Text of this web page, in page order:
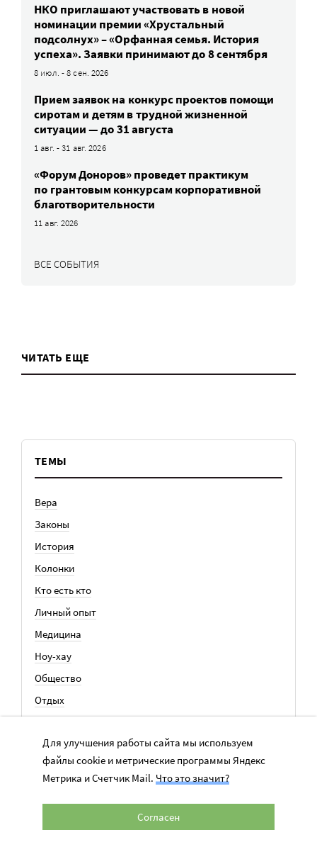
НКО приглашают участвовать в новой
номинации премии «Хрустальный
подсолнух» – «Орфанная семья. История
успеха». Заявки принимают до 8 сентября
8 июл. - 8 сен. 2026
Прием заявок на конкурс проектов помощи
сиротам и детям в трудной жизненной
ситуации — до 31 августа
1 авг. - 31 авг. 2026
«Форум Доноров» проведет практикум
по грантовым конкурсам корпоративной
благотворительности
11 авг. 2026
ВСЕ СОБЫТИЯ
ЧИТАТЬ ЕЩЕ
ТЕМЫ
Вера
Законы
История
Колонки
Кто есть кто
Личный опыт
Медицина
Ноу-хау
Общество
Отдых
События
Для улучшения работы сайта мы используем
файлы cookie и метрические программы Яндекс
Метрика и Счетчик Mail. Что это значит?
Согласен